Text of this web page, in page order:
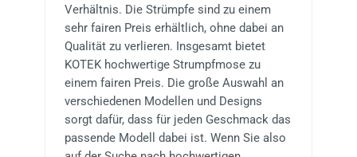
Verhältnis. Die Strümpfe sind zu einem
sehr fairen Preis erhältlich, ohne dabei an
Qualität zu verlieren. Insgesamt bietet
KOTEK hochwertige Strumpfmose zu
einem fairen Preis. Die große Auswahl an
verschiedenen Modellen und Designs
sorgt dafür, dass für jeden Geschmack das
passende Modell dabei ist. Wenn Sie also